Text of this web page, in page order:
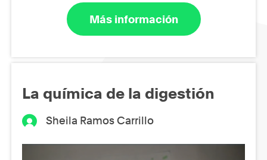
Más información
La química de la digestión
Sheila Ramos Carrillo